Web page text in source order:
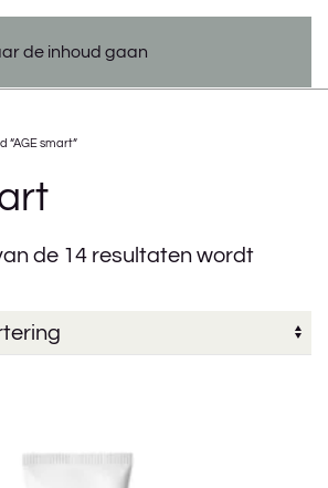
de inhoud gaan
“AGE smart”
de 14 resultaten wordt